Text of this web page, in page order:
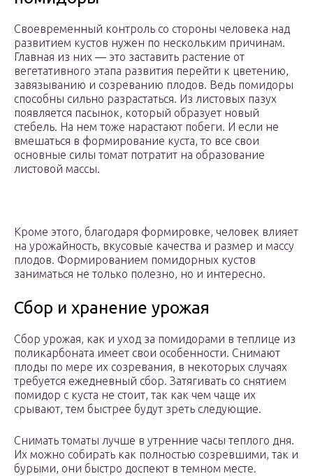
Своевременный контроль со стороны человека над
развитием кустов нужен по нескольким причинам.
Главная из них — это заставить растение от
вегетативного этапа развития перейти к цветению,
завязыванию и созреванию плодов. Ведь помидоры
способны сильно разрастаться. Из листовых пазух
появляется пасынок, который образует новый
стебель. На нем тоже нарастают побеги. И если не
вмешаться в формирование куста, то все свои
основные силы томат потратит на образование
листовой массы.
Кроме этого, благодаря формировке, человек влияет
на урожайность, вкусовые качества и размер и массу
плодов. Формированием помидорных кустов
заниматься не только полезно, но и интересно.
Сбор и хранение урожая
Сбор урожая, как и уход за помидорами в теплице из
поликарбоната имеет свои особенности. Снимают
плоды по мере их созревания, в некоторых случаях
требуется ежедневный сбор. Затягивать со снятием
помидор с куста не стоит, так как чем чаще их
срывают, тем быстрее будут зреть следующие.
Снимать томаты лучше в утренние часы теплого дня.
Их можно собирать как полностью созревшими, так и
бурыми, они быстро доспеют в темном месте.